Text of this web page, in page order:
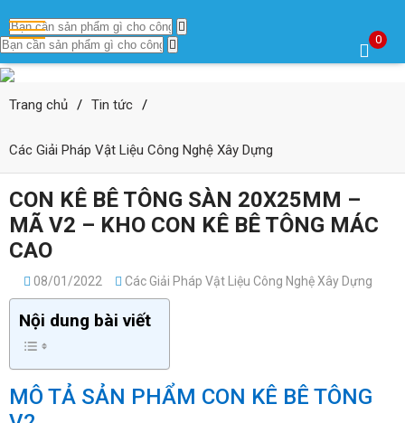
0
Trang chủ / Tin tức /
Các Giải Pháp Vật Liệu Công Nghệ Xây Dựng
CON KÊ BÊ TÔNG SÀN 20X25MM –
MÃ V2 – KHO CON KÊ BÊ TÔNG MÁC
CAO
08/01/2022 Các Giải Pháp Vật Liệu Công Nghệ Xây Dựng
Nội dung bài viết
MÔ TẢ SẢN PHẨM CON KÊ BÊ TÔNG